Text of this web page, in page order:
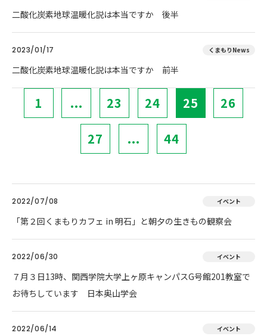
二酸化炭素地球温暖化説は本当ですか 後半
2023/01/17 くまもりNews
二酸化炭素地球温暖化説は本当ですか 前半
1 ... 23 24 25 26
27 ... 44
2022/07/08 イベント
「第２回くまもりカフェ in 明石」と朝夕の生きもの観察会
2022/06/30 イベント
７月３日13時、関西学院大学上ヶ原キャンパスG号館201教室で
お待ちしています 日本奥山学会
2022/06/14 イベント